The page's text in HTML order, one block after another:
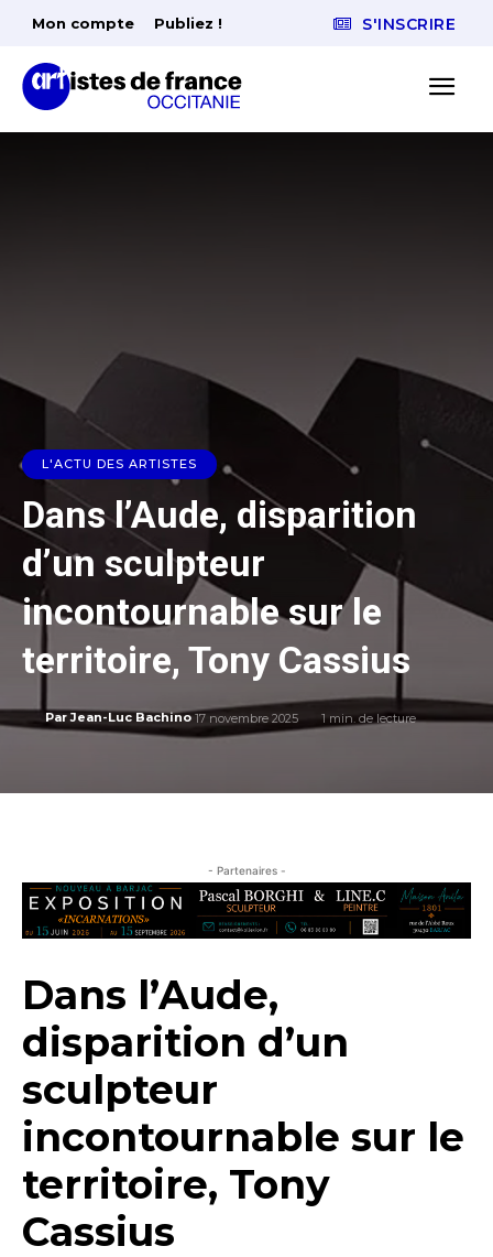
Mon compte Publiez ! S'INSCRIRE
L'ACTU DES ARTISTES
Dans l’Aude, disparition
d’un sculpteur
incontournable sur le
territoire, Tony Cassius
Par Jean-Luc Bachino 17 novembre 2025 1 min. de lecture
- Partenaires -
Dans l’Aude,
disparition d’un
sculpteur
incontournable sur le
territoire, Tony
Cassius